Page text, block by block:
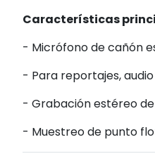
Características
- Micrófono de cañón
- Para reportajes,
- Grabación estéreo
- Muestreo de punto